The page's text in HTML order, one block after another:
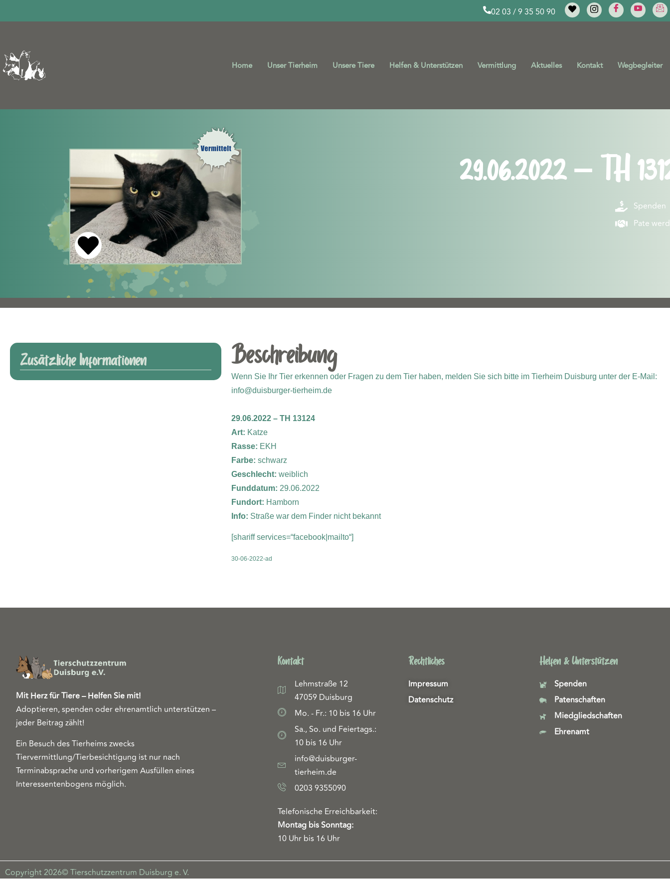
02 03 / 9 35 50 90
Home Unser Tierheim Unsere Tiere Helfen & Unterstützen Vermittlung Aktuelles Kontakt Wegbegleiter
29.06.2022 – TH
Spenden
Pate
Zusätzliche Informationen Beschreibung
Wenn Sie Ihr Tier erkennen oder Fragen zu dem Tier haben, melden Sie sich bitte im Tierheim Duisburg unter der E-Mail:
info@duisburger-tierheim.de
29.06.2022 – TH 13124
Art: Katze
Rasse: EKH
Farbe: schwarz
Geschlecht: weiblich
Funddatum: 29.06.2022
Fundort: Hamborn
Info: Straße war dem Finder nicht bekannt
[shariff services=“facebook|mailto“]
30-06-2022-ad
Mit Herz für Tiere – Helfen Sie mit!
Adoptieren, spenden oder ehrenamtlich unterstützen –
jeder Beitrag zählt!
Ein Besuch des Tierheims zwecks
Tiervermittlung/Tierbesichtigung ist nur nach
Terminabsprache und vorherigem Ausfüllen eines
Interessentenbogens möglich.
Kontakt
Lehmstraße 12
47059 Duisburg
Mo. - Fr.: 10 bis 16 Uhr
Sa., So. und Feiertags.:
10 bis 16 Uhr
info@duisburger-
tierheim.de
0203 9355090
Telefonische Erreichbarkeit:
Montag bis Sonntag:
10 Uhr bis 16 Uhr
Rechtliches
Impressum
Datenschutz
Helfen & Unterstützen
Spenden
Patenschaften
Miedgliedschaften
Ehrenamt
Copyright 2026© Tierschutzzentrum Duisburg e. V.